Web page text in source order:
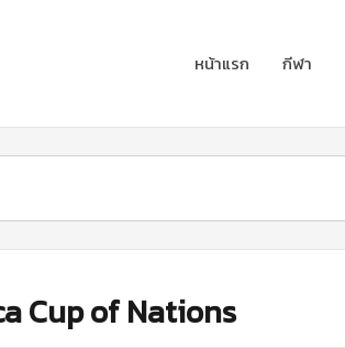
หน้าแรก กีฬา
Cup of Nations